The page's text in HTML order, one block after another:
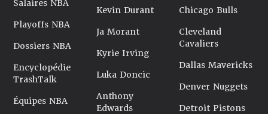
Salaires NBA
Playoffs NBA
Dossiers NBA
Encyclopédie
TrashTalk
Équipes NBA
Kevin Durant
Ja Morant
Kyrie Irving
Luka Doncic
Anthony
Edwards
Chicago Bulls
Cleveland
Cavaliers
Dallas Mavericks
Denver Nuggets
Detroit Pistons